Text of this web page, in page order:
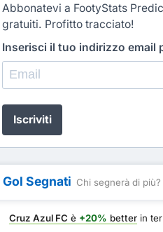
Abbonatevi a FootyStats
gratuiti. Profitto tracciato!
Inserisci il tuo indirizzo email
Iscriviti
Gol Segnati Chi segnerà di più?
Cruz Azul FC è +20% better in